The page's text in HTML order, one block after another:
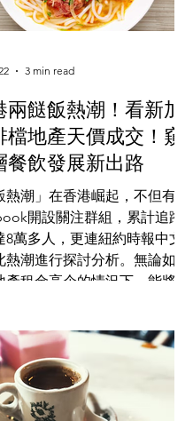
兩餸飯熱潮！看新加
檔地產天價成交！窺
餐飲發展新出路
熱潮」在香港崛起，不但有人
開設關注群組，累計追蹤
8萬多人，更連紐約時報中文
熱潮進行探討分析。無論如
產租金高企的情況下，能將兩
營者現今的一種出路...
3 min read